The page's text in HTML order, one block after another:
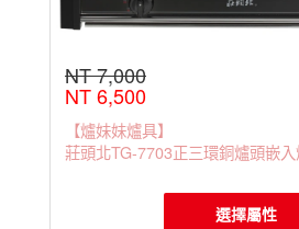
NT 7,000
NT 6,500
【爐妹妹爐具】
莊頭北TG-7703正三環銅爐頭嵌
選擇屬性